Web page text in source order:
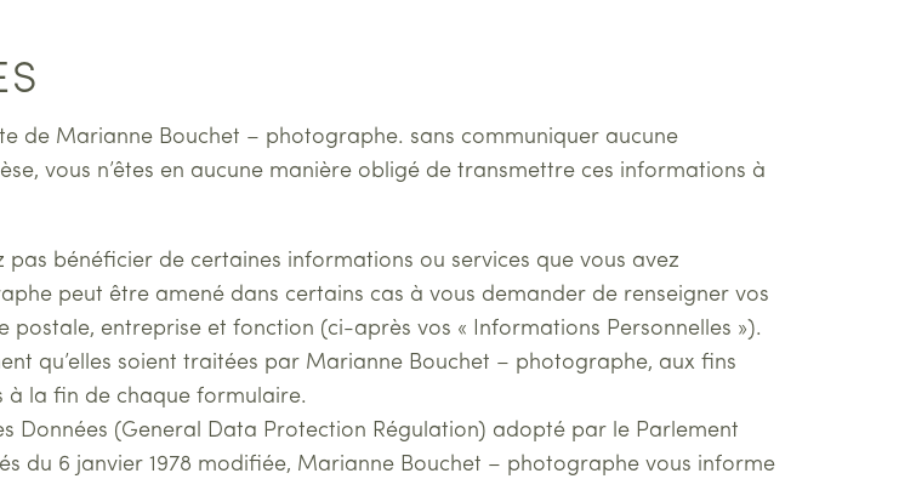
de Marianne Bouchet – photographe. sans communiquer aucune
vous n’êtes en aucune manière obligé de transmettre ces informations à
pas bénéficier de certaines informations ou services que vous avez
peut être amené dans certains cas à vous demander de renseigner vos
entreprise et fonction (ci-après vos « Informations Personnelles »).
qu’elles soient traitées par Marianne Bouchet – photographe, aux fins
à la fin de chaque formulaire.
Données (General Data Protection Régulation) adopté par le Parlement
du 6 janvier 1978 modifiée, Marianne Bouchet – photographe vous informe